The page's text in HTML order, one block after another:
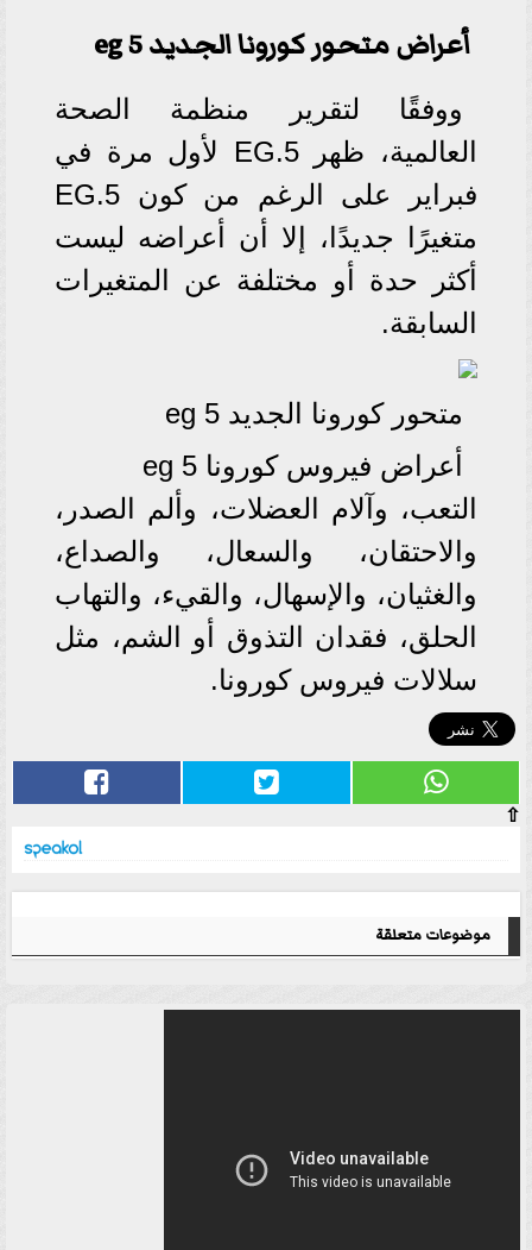
أعراض متحور كورونا الجديد eg 5
ووفقًا لتقرير منظمة الصحة
العالمية، ظهر EG.5 لأول مرة في
فبراير على الرغم من كون EG.5
متغيرًا جديدًا، إلا أن أعراضه ليست
أكثر حدة أو مختلفة عن المتغيرات
السابقة.
متحور كورونا الجديد eg 5
أعراض فيروس كورونا eg 5
التعب، وآلام العضلات، وألم الصدر،
والاحتقان، والسعال، والصداع،
والغثيان، والإسهال، والقيء، والتهاب
الحلق، فقدان التذوق أو الشم، مثل
سلالات فيروس كورونا.
⇧
موضوعات متعلقة